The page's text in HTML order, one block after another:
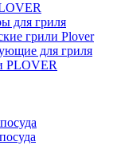
для гриля
грили Plover
для гриля
PLOVER